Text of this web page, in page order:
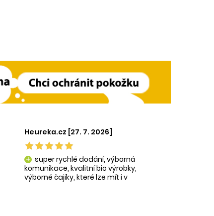
Heureka.cz [27. 7. 2026]
add super rychlé dodání, výborná
komunikace, kvalitní bio výrobky,
výborné čajíky, které lze mít i v